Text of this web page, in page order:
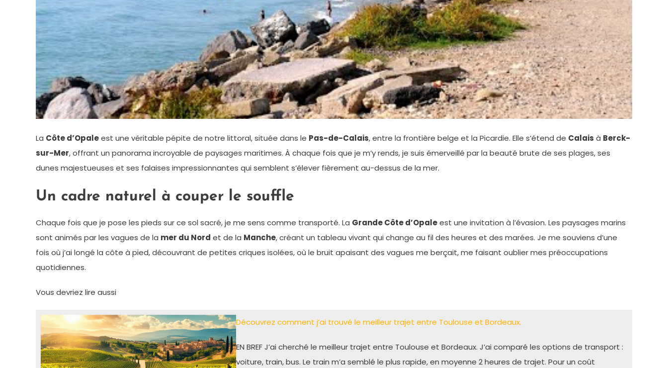
La Côte d’Opaleest une véritable pépite de notre littoral, située dans le Pas-de-Calais, entre la frontière belge et la Picardie. Elle s’étend de Calais à Berck-
sur-Mer, offrant un panorama incroyable de paysages maritimes. À chaque fois que je m’y rends, je suis émerveillé par la beauté brute de ses plages, ses
dunes majestueuses et ses falaises impressionnantes qui semblent s’élever fièrement au-dessus de la mer.
Un cadre naturel à couper le souffle
Chaque fois que je pose les pieds sur ce sol sacré, je me sens comme transporté. La Grande Côte d’Opaleest une invitation à l’évasion. Les paysages marins
sont animés par les vagues de la mer du Nord et de la Manche, créant un tableau vivant qui change au fil des heures et des marées. Je me souviens d’une
fois où j’ai longé la côte à pied, découvrant de petites criques isolées, où le bruit apaisant des vagues me berçait, me faisant oublier mes préoccupations
quotidiennes.
Vous devriez lire aussi
Découvrez comment j’ai trouvé le meilleur trajet entre Toulouse et Bordeaux.
EN BREF J’ai cherché le meilleur trajet entre Toulouse et Bordeaux. J’ai comparé les options de transport :
voiture, train, bus. Le train m’a semblé le plus rapide, en moyenne 2 heures de trajet. Pour un coût